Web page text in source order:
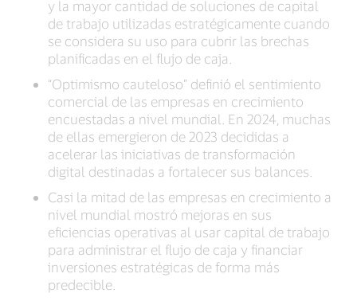
y la mayor cantidad de soluciones de capital
de trabajo utilizadas estratégicamente cuando
se considera su uso para cubrir las brechas
planificadas en el flujo de caja.
“Optimismo cauteloso” definió el sentimiento
comercial de las empresas en crecimiento
encuestadas a nivel mundial. En 2024, muchas
de ellas emergieron de 2023 decididas a
acelerar las iniciativas de transformación
digital destinadas a fortalecer sus balances.
Casi la mitad de las empresas en crecimiento a
nivel mundial mostró mejoras en sus
eficiencias operativas al usar capital de trabajo
para administrar el flujo de caja y financiar
inversiones estratégicas de forma más
predecible.